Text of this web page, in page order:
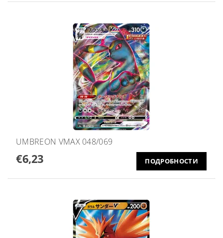
UMBREON VMAX 048/069
€6,23 ПОДРОБНОСТИ